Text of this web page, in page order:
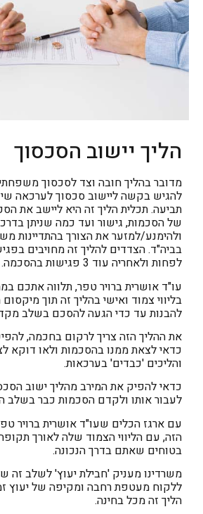
הליך יישוב הסכסוך
מדובר בהליך חובה וצד לסכסוך
להגיש בקשה ליישוב סכסוך לערכאה
תביעה. תכלית הליך זה היא ליישב את
של הסכמות, גישור ועד כמה שניתן
ולהימנע/למזער את הצורך בהתדיינות
בביה"ד. הצדדים להליך זה מחויבים
לפחות ולאחריה עוד 3 פגישות בהסכמה.
עו"ד אושרית ברויר טפר, תלווה אתכם
בליווי צמוד ואישי בהליך זה תוך
להבנות עד כדי הגעה להסכם בשלב
את ההליך הזה צריך לרקום בחכמה,
כדאי לצאת ממנו בהסכמות ולאו דוקא
והליכים 'כבדים' בערכאות.
כדאי להפיק את המירב מהליך ישוב
לעבור אותו ולקדם הסכמות כבר בשלב
עם ארגז הכלים שעו"ד אושרית ברויר
הזה, עם הליווי הצמוד שלה לאורך תקופה
בטוחים שאתם בדרך הנכונה.
משרדינו מעניק 'חבילת יעוץ' לשלב זה
ללקוח מעטפת רחבה ומקיפה של יעוץ
הליך זה מכל בחינה.